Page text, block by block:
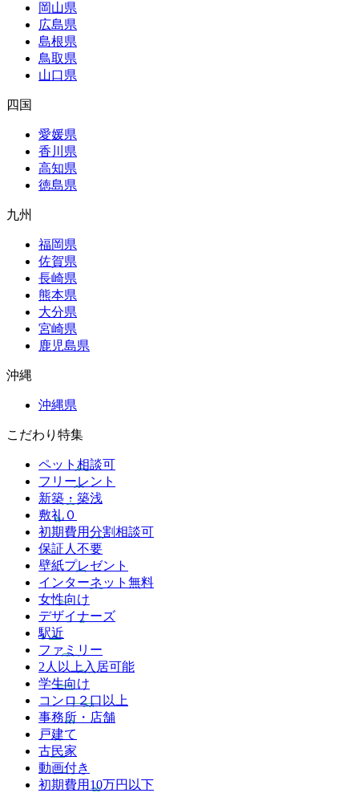
岡山県
広島県
島根県
鳥取県
山口県
四国
愛媛県
香川県
高知県
徳島県
九州
福岡県
佐賀県
長崎県
熊本県
大分県
宮崎県
鹿児島県
沖縄
沖縄県
こだわり特集
ペット相談可
フリーレント
新築・築浅
敷礼０
初期費用分割相談可
保証人不要
壁紙プレゼント
インターネット無料
女性向け
デザイナーズ
駅近
ファミリー
2人以上入居可能
学生向け
コンロ２口以上
事務所・店舗
戸建て
古民家
動画付き
初期費用10万円以下